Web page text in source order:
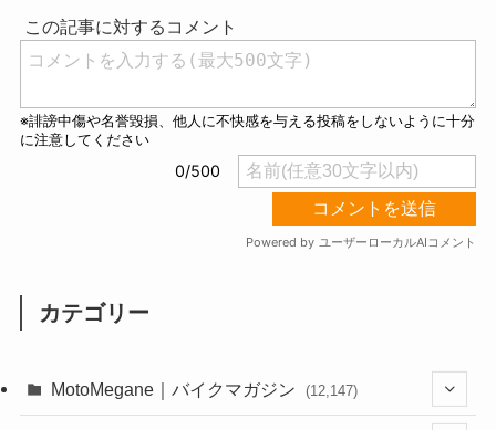
カテゴリー
MotoMegane｜バイクマガジン (12,147)